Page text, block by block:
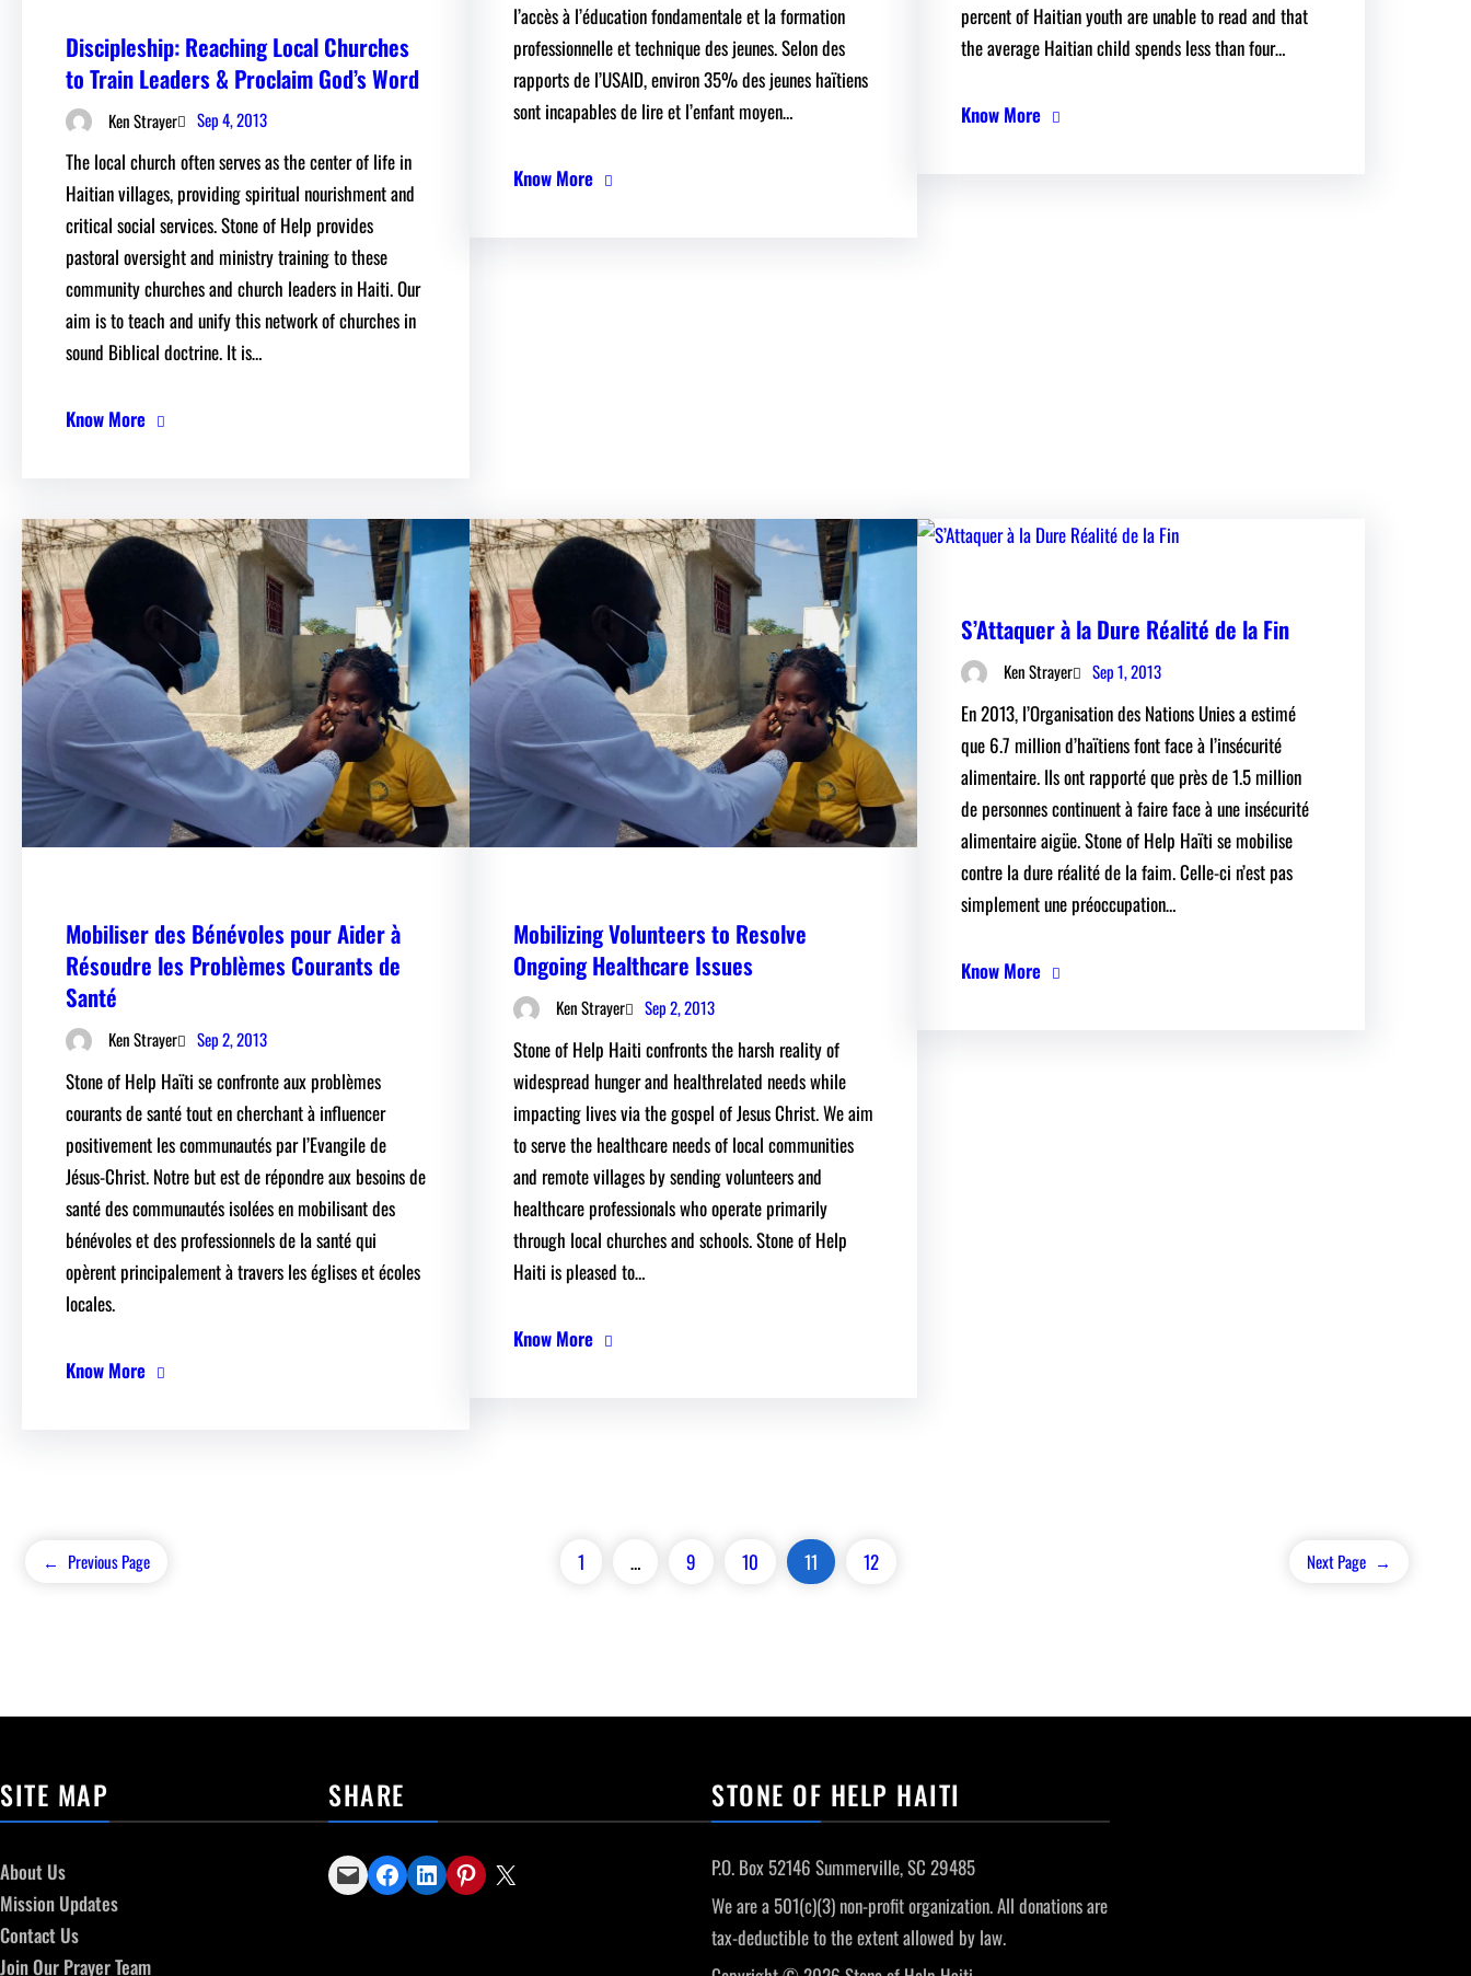
Discipleship: Reaching Local Churches
to Train Leaders & Proclaim God’s Word
Ken Strayer Sep 4, 2013
The local church often serves as the center of life in
Haitian villages, providing spiritual nourishment and
critical social services. Stone of Help provides
pastoral oversight and ministry training to these
community churches and church leaders in Haiti. Our
aim is to teach and unify this network of churches in
sound Biblical doctrine. It is…
Know More
l’accès à l’éducation fondamentale et la formation
professionnelle et technique des jeunes. Selon des
rapports de l’USAID, environ 35% des jeunes haïtiens
sont incapables de lire et l’enfant moyen…
Know More
percent of Haitian youth are unable to read and that
the average Haitian child spends less than four…
Know More
Mobiliser des Bénévoles pour Aider à
Résoudre les Problèmes Courants de
Santé
Ken Strayer Sep 2, 2013
Stone of Help Haïti se confronte aux problèmes
courants de santé tout en cherchant à influencer
positivement les communautés par l’Evangile de
Jésus-Christ. Notre but est de répondre aux besoins de
santé des communautés isolées en mobilisant des
bénévoles et des professionnels de la santé qui
opèrent principalement à travers les églises et écoles
locales.
Know More
Mobilizing Volunteers to Resolve
Ongoing Healthcare Issues
Ken Strayer Sep 2, 2013
Stone of Help Haiti confronts the harsh reality of
widespread hunger and healthrelated needs while
impacting lives via the gospel of Jesus Christ. We aim
to serve the healthcare needs of local communities
and remote villages by sending volunteers and
healthcare professionals who operate primarily
through local churches and schools. Stone of Help
Haiti is pleased to…
Know More
S’Attaquer à la Dure Réalité de la Fin
Ken Strayer Sep 1, 2013
En 2013, l’Organisation des Nations Unies a estimé
que 6.7 million d’haïtiens font face à l’insécurité
alimentaire. Ils ont rapporté que près de 1.5 million
de personnes continuent à faire face à une insécurité
alimentaire aigüe. Stone of Help Haïti se mobilise
contre la dure réalité de la faim. Celle-ci n’est pas
simplement une préoccupation…
Know More
← Previous Page 1 … 9 10 11 12 Next Page →
SITE MAP
About Us
Mission Updates
Contact Us
Join Our Prayer Team
SHARE
Email this Page Share on Facebook Share on LinkedIn Share on Pinterest Email this Page
STONE OF HELP HAITI
P.O. Box 52146 Summerville, SC 29485
We are a 501(c)(3) non-profit organization. All donations are
tax-deductible to the extent allowed by law.